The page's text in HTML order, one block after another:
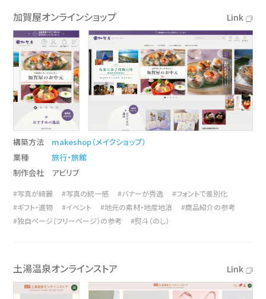
加賀屋オンラインショップ Link
構築方法
makeshop（メイクショップ）
業種
旅行・旅館
制作会社
アビリブ
#写真が綺麗 #写真の統一感 #バナーが秀逸
#フォントで差別化
#ギフト・進物
#イベント #地元の素材・地産地消
#商品紹介の参考
#独自ページ（フリーページ）の参考
#熨斗（のし）
土湯温泉オンラインストア Link